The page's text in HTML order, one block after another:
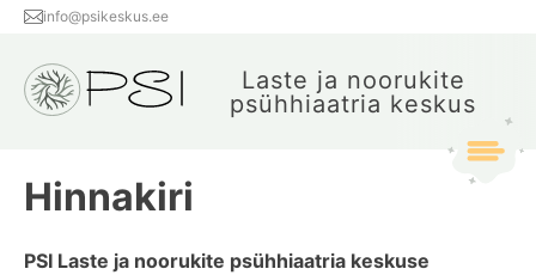
info@psikeskus.ee
Laste ja noorukite
psühhiaatria keskus
Hinnakiri
PSI Laste ja noorukite psühhiaatria keskuse